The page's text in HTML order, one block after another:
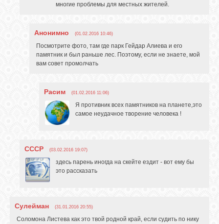
многие проблемы для местных жителей.
Анонимно (01.02.2016 10:46)
Посмотрите фото, там где парк Гейдар Алиева и его
памятник и был раньше лес. Поэтому, если не знаете, мой
вам совет промолчать
Расим (01.02.2016 11:06)
Я противник всех памятников на планете,это
самое неудачное творение человека !
СССР (03.02.2016 19:07)
здесь парень иногда на скейте ездит - вот ему бы
это рассказать
Сулейман (31.01.2016 20:55)
Соломона Листева как это твой родной край, если судить по нику